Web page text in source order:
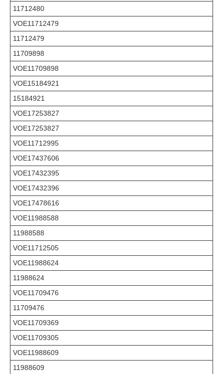
11712480
VOE11712479
11712479
11709898
VOE11709898
VOE15184921
15184921
VOE17253827
VOE17253827
VOE11712995
VOE17437606
VOE17432395
VOE17432396
VOE17478616
VOE11988588
11988588
VOE11712505
VOE11988624
11988624
VOE11709476
11709476
VOE11709369
VOE11709305
VOE11988609
11988609